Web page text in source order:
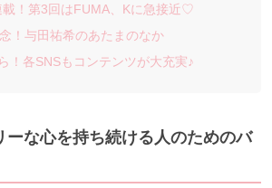
載！第3回はFUMA、Kに急接近♡
！与田祐希のあたまのなか
！各SNSもコンテンツが大充実♪
ーな心を持ち続ける人のためのバ